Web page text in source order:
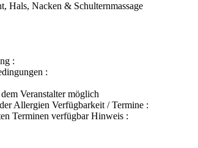
Hals, Nacken & Schulternmassage
:
:
Veranstalter möglich
Allergien Verfügbarkeit / Termine :
Terminen verfügbar Hinweis :